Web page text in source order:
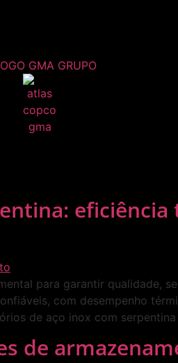
para garantir qualidade,
com desempenho
de aço inox com
de